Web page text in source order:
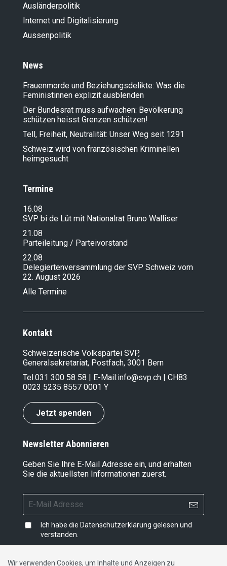
Ausländer­politik
Internet und Digitalisierung
Aussenpolitik
News
Frauenmorde und Beziehungsdelikte: Was die
Feministinnen explizit ausblenden
Der Bundesrat muss aufwachen: Bevölkerung
schützen heisst Grenzen schützen!
Tell, Freiheit, Neutralität: Unser Weg seit 1291
Schweiz wird von französischen Kriminellen
heimgesucht
Termine
16.08
SVP bi de Lüt mit Nationalrat Bruno Walliser
21.08
Parteileitung / Parteivorstand
22.08
Delegiertenversammlung der SVP Schweiz vom
22. August 2026
Alle Termine
Kontakt
Schweizerische Volkspartei SVP,
Generalsekretariat, Postfach, 3001 Bern
Tel.031 300 58 58 | E-Mail:info@svp.ch | CH83
0023 5235 8557 0001 Y
Jetzt spenden
Newsletter Abonnieren
Geben Sie Ihre E-Mail Adresse ein, und erhalten
Sie die aktuellsten Informationen zuerst.
Ich habe die Datenschutzerklärung gelesen und
verstanden.
Wir verwenden Cookies, um Inhalte und Anzeigen zu